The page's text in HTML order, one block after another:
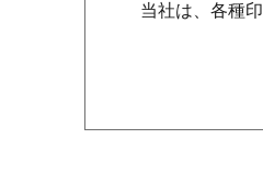
当社は、各種